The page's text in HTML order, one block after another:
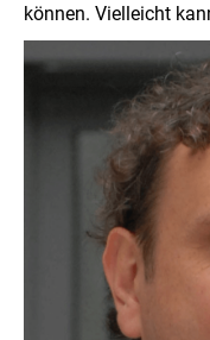
können. Vielleicht